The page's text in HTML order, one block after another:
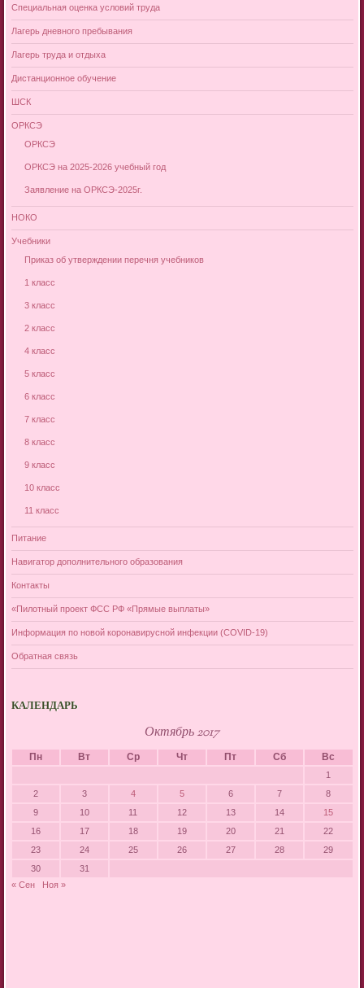
Специальная оценка условий труда
Лагерь дневного пребывания
Лагерь труда и отдыха
Дистанционное обучение
ШСК
ОРКСЭ
ОРКСЭ
ОРКСЭ на 2025-2026 учебный год
Заявление на ОРКСЭ-2025г.
НОКО
Учебники
Приказ об утверждении перечня учебников
1 класс
3 класс
2 класс
4 класс
5 класс
6 класс
7 класс
8 класс
9 класс
10 класс
11 класс
Питание
Навигатор дополнительного образования
Контакты
«Пилотный проект ФСС РФ «Прямые выплаты»
Информация по новой коронавирусной инфекции (COVID-19)
Обратная связь
КАЛЕНДАРЬ
Октябрь 2017
Пн Вт Ср Чт Пт Сб Вс
1
2
3 4 5 6 7
8
9
10 11 12 13 14
15
16
17 18 19 20 21
22
23
24 25 26 27 28
29
30
31
« Сен
Ноя »